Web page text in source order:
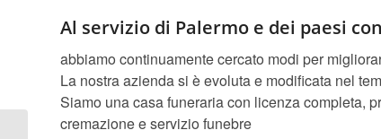
Al servizio di Palermo e dei paesi
abbiamo continuamente cercato modi per
La nostra azienda si è evoluta e modificata nel
Siamo una casa funeraria con licenza completa,
cremazione e servizio funebre